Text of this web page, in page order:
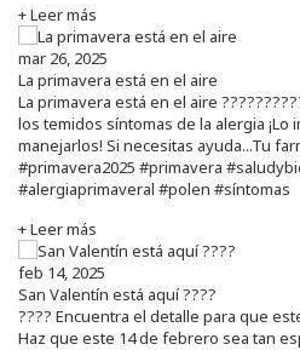
+ Leer más
mar 26, 2025
La primavera está en el aire
La primavera está en el aire
los temidos síntomas de la alergia ¡Lo
manejarlos! Si necesitas ayuda...Tu
#primavera2025 #primavera
#alergiaprimaveral #polen #síntomas
+ Leer más
feb 14, 2025
San Valentín está aquí ????
???? Encuentra el detalle para que
Haz que este 14 de febrero sea tan